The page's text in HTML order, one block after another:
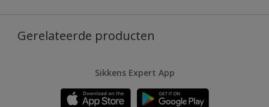
Gerelateerde producten
Sikkens Expert App